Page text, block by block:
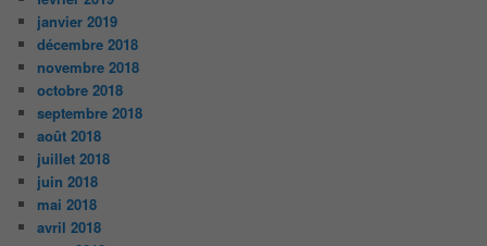
janvier 2019
décembre 2018
novembre 2018
octobre 2018
septembre 2018
août 2018
juillet 2018
juin 2018
mai 2018
avril 2018